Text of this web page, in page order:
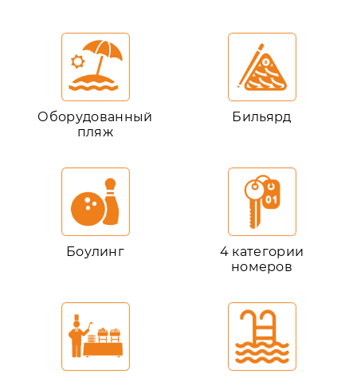
Оборудованный
пляж
Бильярд
Боулинг
4 категории
номеров